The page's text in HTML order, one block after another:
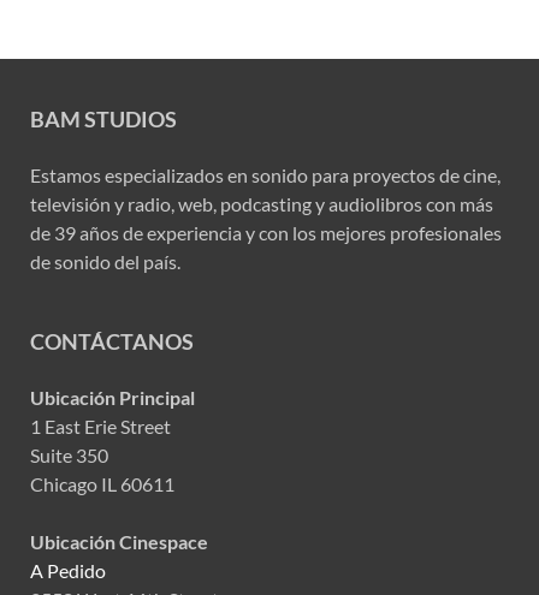
BAM STUDIOS
Estamos especializados en sonido para proyectos de cine,
televisión y radio, web, podcasting y audiolibros con más
de 39 años de experiencia y con los mejores profesionales
de sonido del país.
CONTÁCTANOS
Ubicación Principal
1 East Erie Street
Suite 350
Chicago IL 60611
Ubicación Cinespace
A Pedido